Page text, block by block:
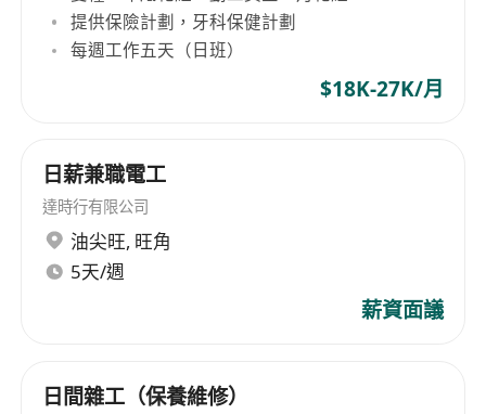
提供保險計劃，牙科保健計劃
每週工作五天（日班）
$18K-27K/月
日薪兼職電工
達時行有限公司
油尖旺, 旺角
5天/週
薪資面議
日間雜工（保養維修）